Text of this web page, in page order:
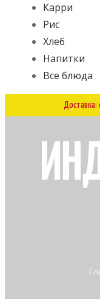
Карри
Рис
Хлеб
Напитки
Все блюда
Доставка: